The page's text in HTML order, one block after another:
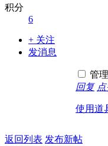
积分
6
+ 关注
发消息
管理
回复
使用道
返回列表 发布新帖